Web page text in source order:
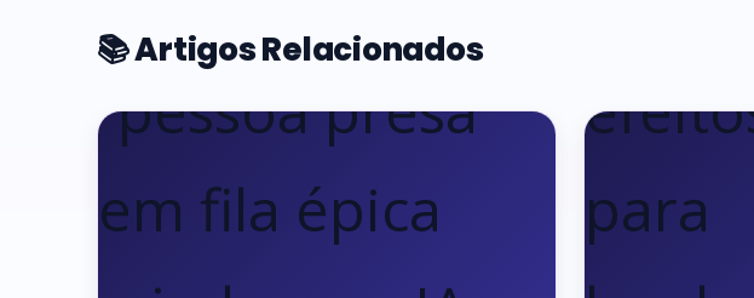
📚 Artigos Relacionados